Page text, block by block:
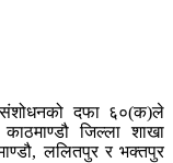
दफा ६०(क)ले
जिल्ला शाखा
ललितपुर र भक्तपुर